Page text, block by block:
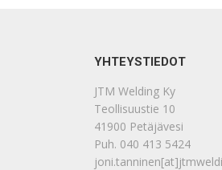
YHTEYSTIEDOT
JTM Welding Ky
Teollisuustie 10
41900 Petäjävesi
Puh. 040 413 5424